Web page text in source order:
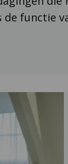
de functie